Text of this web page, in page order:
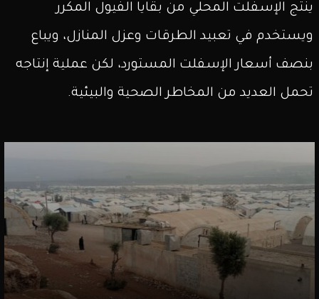
ينتج الإسفلت المحلي من بقايا الفيول المكرر
ويستخدم في تعبيد الطرقات وعزل المنازل، ويباع
بنصف أسعار الإسفلت المستورد، لكن عملية إنتاجه
تحمل العديد من المخاطر الصحية والبيئية.